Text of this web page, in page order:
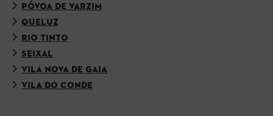
PÓVOA DE VARZIM
QUELUZ
RIO TINTO
SEIXAL
VILA NOVA DE GAIA
VILA DO CONDE